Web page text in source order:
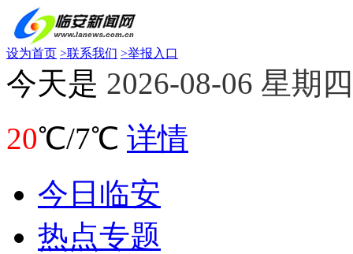
设为首页 >联系我们 >举报入口
今天是 2026-08-06 星期四
20℃/7℃ 详情
今日临安
热点专题